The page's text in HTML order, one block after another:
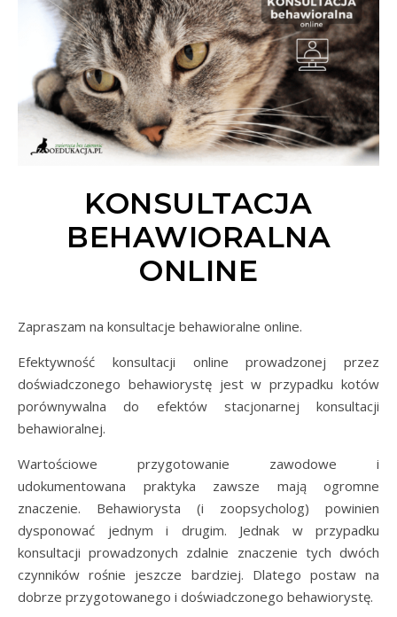
KONSULTACJA
BEHAWIORALNA
ONLINE
Zapraszam na konsultacje behawioralne online.
Efektywność konsultacji online prowadzonej przez
doświadczonego behawiorystę jest w przypadku kotów
porównywalna do efektów stacjonarnej konsultacji
behawioralnej.
Wartościowe przygotowanie zawodowe i
udokumentowana praktyka zawsze mają ogromne
znaczenie. Behawiorysta (i zoopsycholog) powinien
dysponować jednym i drugim. Jednak w przypadku
konsultacji prowadzonych zdalnie znaczenie tych dwóch
czynników rośnie jeszcze bardziej. Dlatego postaw na
dobrze przygotowanego i doświadczonego behawiorystę.